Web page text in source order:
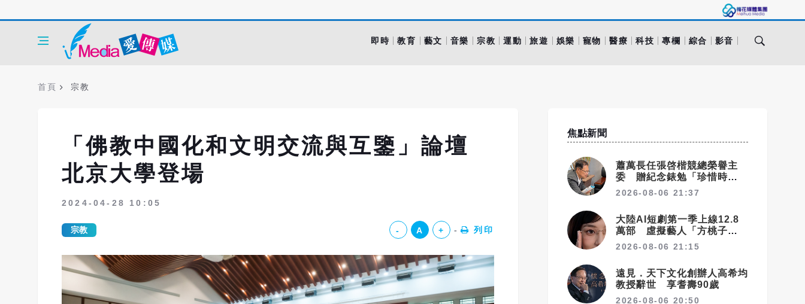
即時 教育 藝文 音樂 宗教 運動 旅遊 娛樂 寵物 醫療 科技 專欄 綜合 影音
首頁 宗教
「佛教中國化和文明交流與互鑒」論壇
北京大學登場
2024-04-28 10:05
宗教 - A + 列印
焦點新聞
蕭萬長任張啓楷競總榮譽主
委 贈紀念錶勉「珍惜時間、
認真打拚」
2026-08-06 21:37
大陸AI短劇第一季上線12.8
萬部 虛擬藝人「方桃子」接
拍美瞳廣告
2026-08-06 21:15
遠見．天下文化創辦人高希均
教授辭世 享耆壽90歲
2026-08-06 20:50